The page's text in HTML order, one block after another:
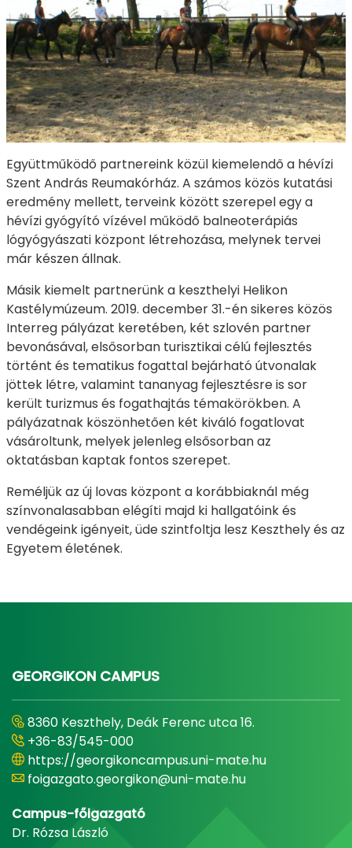
Együttműködő partnereink közül kiemelendő a hévízi
Szent András Reumakórház. A számos közös kutatási
eredmény mellett, terveink között szerepel egy a
hévízi gyógyító vízével működő balneoterápiás
lógyógyászati központ létrehozása, melynek tervei
már készen állnak.
Másik kiemelt partnerünk a keszthelyi Helikon
Kastélymúzeum. 2019. december 31.-én sikeres közös
Interreg pályázat keretében, két szlovén partner
bevonásával, elsősorban turisztikai célú fejlesztés
történt és tematikus fogattal bejárható útvonalak
jöttek létre, valamint tananyag fejlesztésre is sor
került turizmus és fogathajtás témakörökben. A
pályázatnak köszönhetően két kiváló fogatlovat
vásároltunk, melyek jelenleg elsősorban az
oktatásban kaptak fontos szerepet.
Reméljük az új lovas központ a korábbiaknál még
színvonalasabban elégíti majd ki hallgatóink és
vendégeink igényeit, üde szintfoltja lesz Keszthely és az
Egyetem életének.
GEORGIKON CAMPUS
8360 Keszthely, Deák Ferenc utca 16.
+36-83/545-000
https://georgikoncampus.uni-mate.hu
foigazgato.georgikon@uni-mate.hu
Campus-főigazgató
Dr. Rózsa László